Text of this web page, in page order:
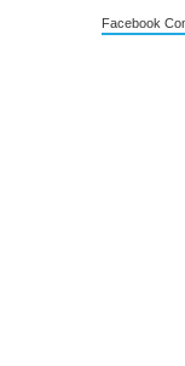
Facebook